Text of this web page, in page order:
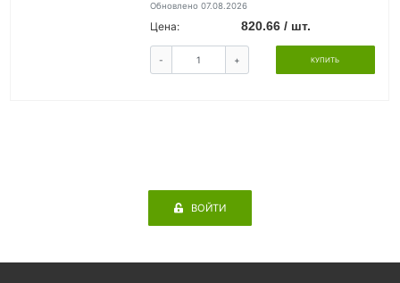
Обновлено 07.08.2026
Цена: 820.66 / шт.
- + КУПИТЬ
ВОЙТИ